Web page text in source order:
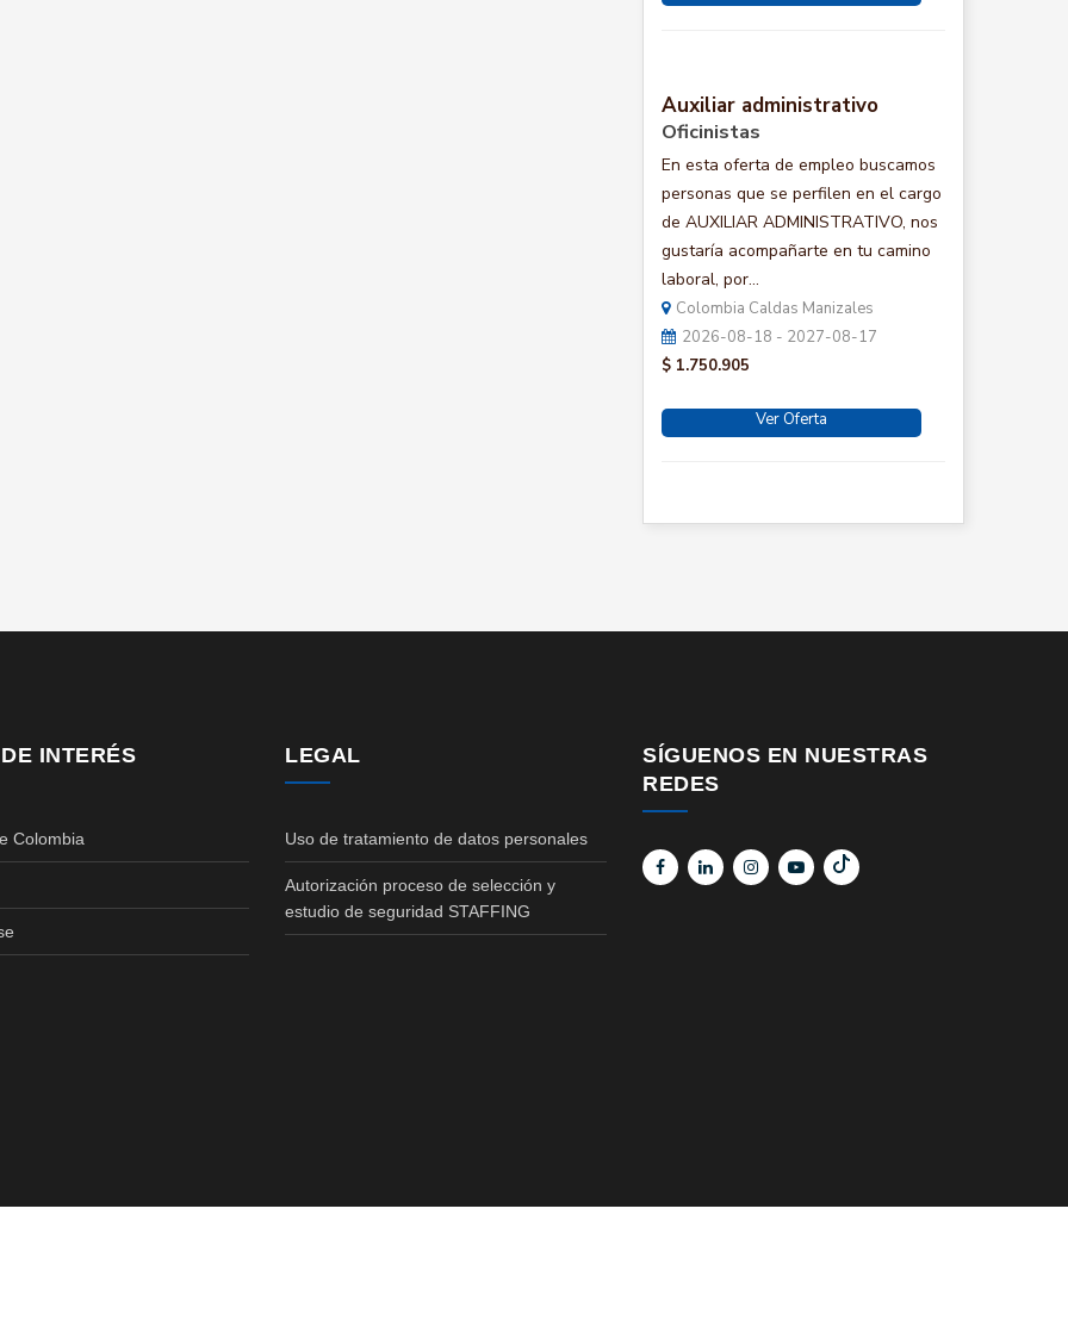
Auxiliar administrativo
Oficinistas
En esta oferta de empleo buscamos
personas que se perfilen en el cargo
de AUXILIAR ADMINISTRATIVO, nos
gustaría acompañarte en tu camino
laboral, por...
Colombia Caldas Manizales
2026-08-18 - 2027-08-17
$ 1.750.905
Ver Oferta
INTERÉS
Colombia
LEGAL
Uso de tratamiento de datos personales
Autorización proceso de selección y
estudio de seguridad STAFFING
SÍGUENOS EN NUESTRAS
REDES